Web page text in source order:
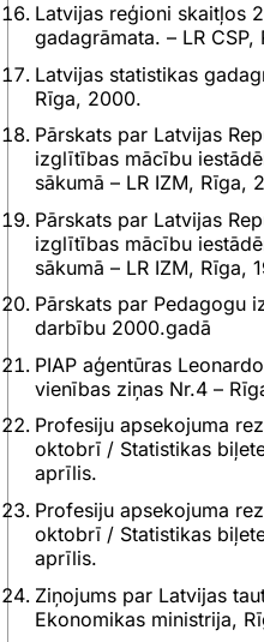
Latvijas reģioni skaitļos
gadagrāmata. – LR CSP,
Latvijas statistikas
Rīga, 2000.
Pārskats par Latvijas
izglītības mācību
sākumā – LR IZM, Rīga,
Pārskats par Latvijas
izglītības mācību
sākumā – LR IZM, Rīga,
Pārskats par Pedagogu
darbību 2000.gadā
PIAP aģentūras
vienības ziņas Nr.4 –
Profesiju apsekojuma
oktobrī / Statistikas
aprīlis.
Profesiju apsekojuma
oktobrī / Statistikas
aprīlis.
Ziņojums par Latvijas
Ekonomikas ministrija,